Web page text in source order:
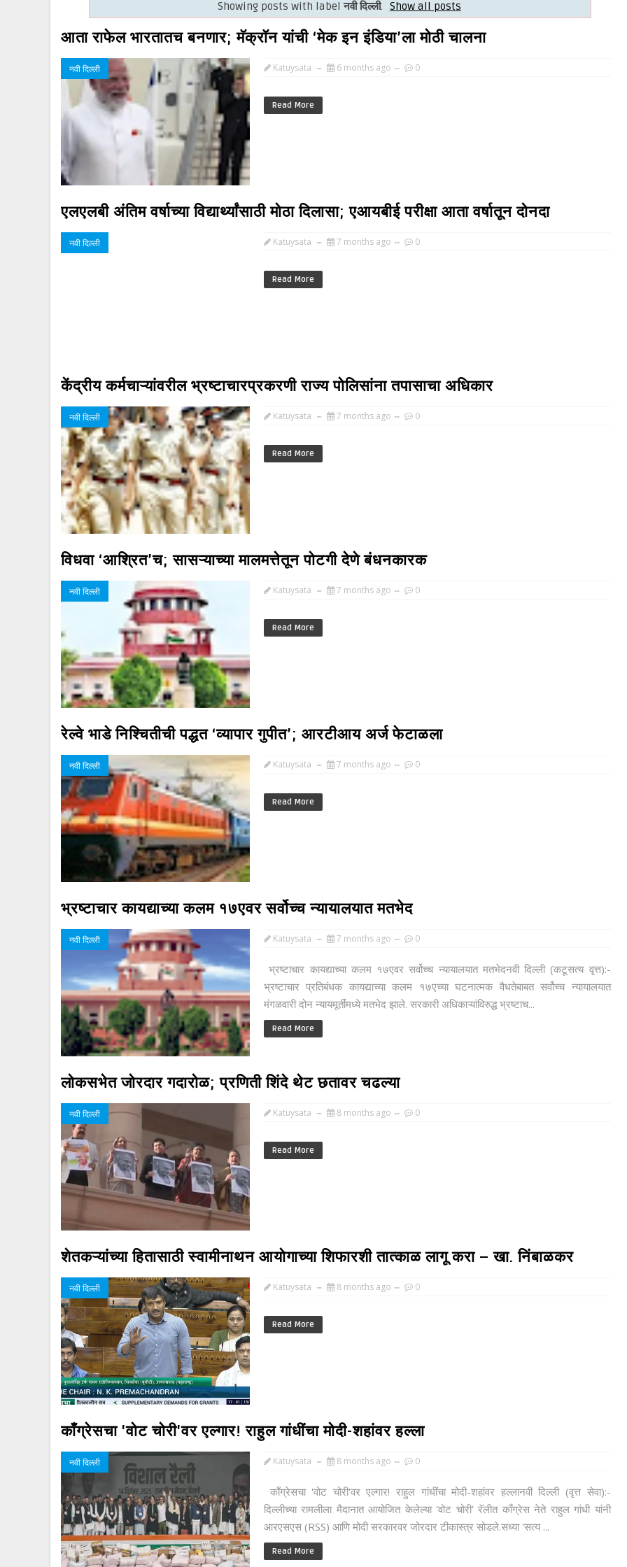
Showing posts with labelनवी दिल्ली. Show all posts
आता राफेल भारतातच बनणार; मॅक्रॉन यांची ‘मेक इन इंडिया’ला मोठी चालना
नवी दिल्ली Katuysata 6 months ago 0
Read More
एलएलबी अंतिम वर्षाच्या विद्यार्थ्यांसाठी मोठा दिलासा; एआयबीई परीक्षा आता वर्षातून दोनदा
नवी दिल्ली Katuysata 7 months ago 0
Read More
केंद्रीय कर्मचाऱ्यांवरील भ्रष्टाचारप्रकरणी राज्य पोलिसांना तपासाचा अधिकार
नवी दिल्ली Katuysata 7 months ago 0
Read More
विधवा ‘आश्रित’च; सासऱ्याच्या मालमत्तेतून पोटगी देणे बंधनकारक
नवी दिल्ली Katuysata 7 months ago 0
Read More
रेल्वे भाडे निश्चितीची पद्धत ‘व्यापार गुपीत’; आरटीआय अर्ज फेटाळला
नवी दिल्ली Katuysata 7 months ago 0
Read More
भ्रष्टाचार कायद्याच्या कलम १७एवर सर्वोच्च न्यायालयात मतभेद
नवी दिल्ली Katuysata 7 months ago 0
भ्रष्टाचार कायद्याच्या कलम १७एवर सर्वोच्च न्यायालयात मतभेदनवी दिल्ली (कटूसत्य वृत्त):-
भ्रष्टाचार प्रतिबंधक कायद्याच्या कलम १७एच्या घटनात्मक वैधतेबाबत सर्वोच्च न्यायालयात
मंगळवारी दोन न्यायमूर्तींमध्ये मतभेद झाले. सरकारी अधिकाऱ्यांविरुद्ध भ्रष्टाच...
Read More
लोकसभेत जोरदार गदारोळ; प्रणिती शिंदे थेट छतावर चढल्या
नवी दिल्ली Katuysata 8 months ago 0
Read More
शेतकऱ्यांच्या हितासाठी स्वामीनाथन आयोगाच्या शिफारशी तात्काळ लागू करा – खा. निंबाळकर
नवी दिल्ली Katuysata 8 months ago 0
Read More
काँग्रेसचा 'वोट चोरी'वर एल्गार! राहुल गांधींचा मोदी-शहांवर हल्ला
नवी दिल्ली Katuysata 8 months ago 0
काँग्रेसचा 'वोट चोरी'वर एल्गार! राहुल गांधींचा मोदी-शहांवर हल्लानवी दिल्ली (वृत्त सेवा):-
दिल्लीच्या रामलीला मैदानात आयोजित केलेल्या 'वोट चोरी' रॅलीत काँग्रेस नेते राहुल गांधी यांनी
आरएसएस (RSS) आणि मोदी सरकारवर जोरदार टीकास्त्र सोडले.सध्या 'सत्य ...
Read More